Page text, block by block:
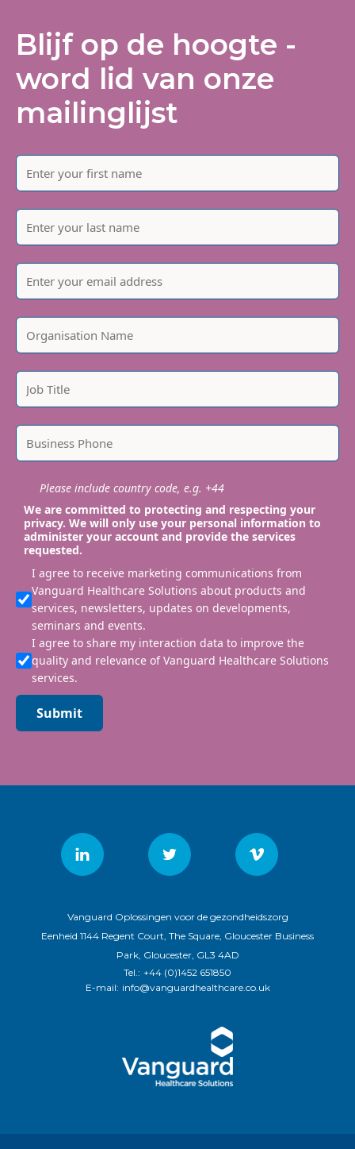
Blijf op de hoogte -
word lid van onze
mailinglijst
Please include country code, e.g. +44
We are committed to protecting and respecting your
privacy. We will only use your personal information to
administer your account and provide the services
requested.
I agree to receive marketing communications from
Vanguard Healthcare Solutions about products and
services, newsletters, updates on developments,
seminars and events.
I agree to share my interaction data to improve the
quality and relevance of Vanguard Healthcare Solutions
services.
Submit
Vanguard Oplossingen voor de gezondheidszorg
Eenheid 1144 Regent Court, The Square, Gloucester Business
Park, Gloucester, GL3 4AD
Tel.: +44 (0)1452 651850
E-mail: info@vanguardhealthcare.co.uk